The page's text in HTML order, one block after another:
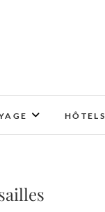
HÔTELS